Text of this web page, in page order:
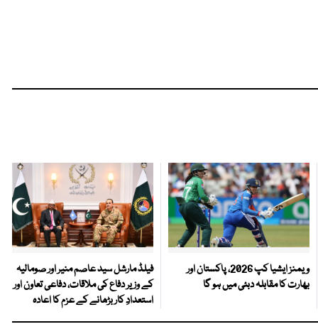
ویمنز ایشیا کپ 2026، پاکستان اور
بھارت کا مقابلہ دبئی میں ہو گا
فیلڈ مارشل سید عاصم منیر اور صومالیہ
کے وزیر دفاع کی ملاقات، دفاعی تعاون اور
استعدادِ کار بڑھانے کے عزم کا اعادہ